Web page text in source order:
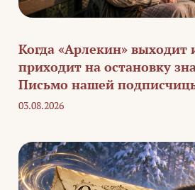
Когда «Арлекин» выходит
приходит на остановку
Письмо нашей
03.08.2026